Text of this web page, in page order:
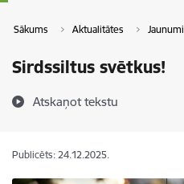
Sākums Aktualitātes Jaunumi
Sirdssiltus svētkus!
Atskaņot tekstu
Publicēts: 24.12.2025.